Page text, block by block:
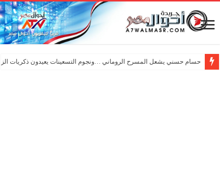
حسام حسني يشعل المسرح الروماني …ونجوم التسعينات يعيدون ذكريات